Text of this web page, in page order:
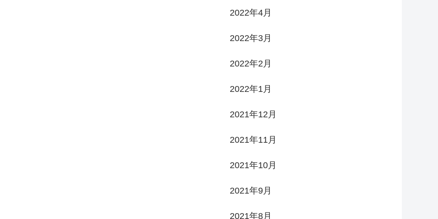
2022年4月
2022年3月
2022年2月
2022年1月
2021年12月
2021年11月
2021年10月
2021年9月
2021年8月